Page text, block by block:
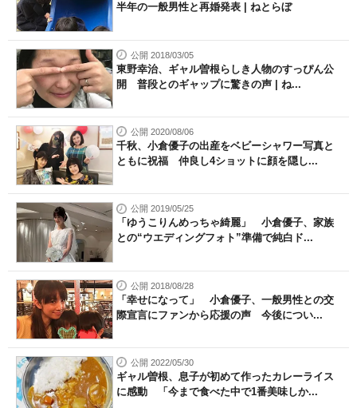
半年の一般男性と再婚発表 | ねとらぼ
公開 2018/03/05
東野幸治、ギャル曽根らしき人物のすっぴん公
開 普段とのギャップに驚きの声 | ね...
公開 2020/08/06
千秋、小倉優子の出産をベビーシャワー写真と
ともに祝福 仲良し4ショットに顔を隠し...
公開 2019/05/25
「ゆうこりんめっちゃ綺麗」 小倉優子、家族
との“ウエディングフォト”準備で純白ド...
公開 2018/08/28
「幸せになって」 小倉優子、一般男性との交
際宣言にファンから応援の声 今後につい...
公開 2022/05/30
ギャル曽根、息子が初めて作ったカレーライス
に感動 「今まで食べた中で1番美味しか...